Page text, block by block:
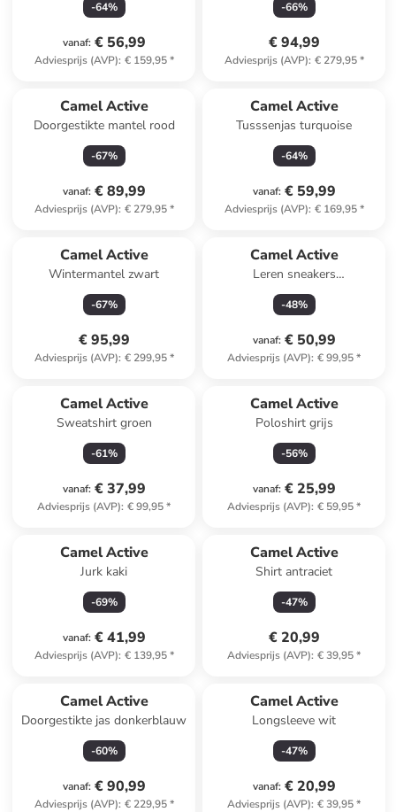
-64%
vanaf: € 56,99
Adviesprijs (AVP): € 159,95*
-66%
€ 94,99
Adviesprijs (AVP): € 279,95*
Camel Active
Doorgestikte mantel rood
-67%
vanaf: € 89,99
Adviesprijs (AVP): € 279,95*
Camel Active
Tusssenjas turquoise
-64%
vanaf: € 59,99
Adviesprijs (AVP): € 169,95*
Camel Active
Wintermantel zwart
-67%
€ 95,99
Adviesprijs (AVP): € 299,95*
Camel Active
Leren sneakers
lichtbruin/donkerblauw
-48%
vanaf: € 50,99
Adviesprijs (AVP): € 99,95*
Camel Active
Sweatshirt groen
-61%
vanaf: € 37,99
Adviesprijs (AVP): € 99,95*
Camel Active
Poloshirt grijs
-56%
vanaf: € 25,99
Adviesprijs (AVP): € 59,95*
Camel Active
Jurk kaki
-69%
vanaf: € 41,99
Adviesprijs (AVP): € 139,95*
Camel Active
Shirt antraciet
-47%
€ 20,99
Adviesprijs (AVP): € 39,95*
Camel Active
Doorgestikte jas donkerblauw
-60%
vanaf: € 90,99
Adviesprijs (AVP): € 229,95*
Camel Active
Longsleeve wit
-47%
vanaf: € 20,99
Adviesprijs (AVP): € 39,95*